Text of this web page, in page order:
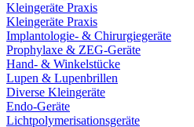
Kleingeräte Praxis
Kleingeräte Praxis
Implantologie- & Chirurgiegeräte
Prophylaxe & ZEG-Geräte
Hand- & Winkelstücke
Lupen & Lupenbrillen
Diverse Kleingeräte
Endo-Geräte
Lichtpolymerisationsgeräte